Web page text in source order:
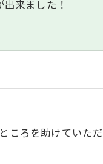
来ました！
ころを助けていただ